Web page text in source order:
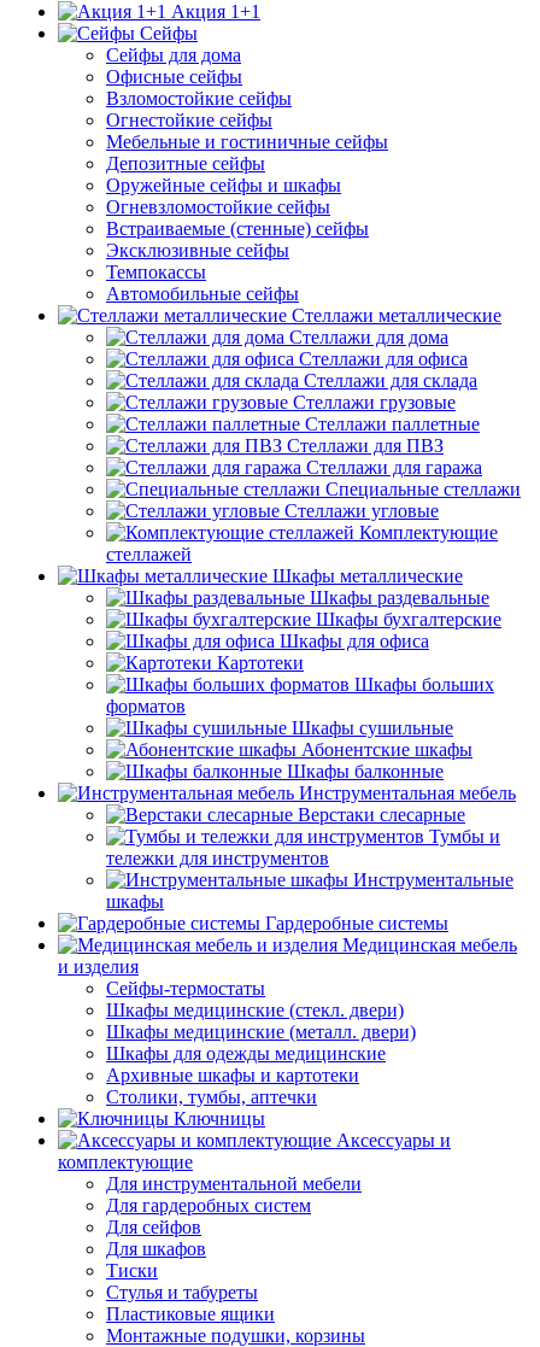
Акция 1+1
Сейфы
Сейфы для дома
Офисные сейфы
Взломостойкие сейфы
Огнестойкие сейфы
Мебельные и гостиничные сейфы
Депозитные сейфы
Оружейные сейфы и шкафы
Огневзломостойкие сейфы
Встраиваемые (стенные) сейфы
Эксклюзивные сейфы
Темпокассы
Автомобильные сейфы
Стеллажи металлические
Стеллажи для дома
Стеллажи для офиса
Стеллажи для склада
Стеллажи грузовые
Стеллажи паллетные
Стеллажи для ПВЗ
Стеллажи для гаража
Специальные стеллажи
Стеллажи угловые
Комплектующие
стеллажей
Шкафы металлические
Шкафы раздевальные
Шкафы бухгалтерские
Шкафы для офиса
Картотеки
Шкафы больших
форматов
Шкафы сушильные
Абонентские шкафы
Шкафы балконные
Инструментальная мебель
Верстаки слесарные
Тумбы и
тележки для инструментов
Инструментальные
шкафы
Гардеробные системы
Медицинская мебель
и изделия
Сейфы-термостаты
Шкафы медицинские (стекл. двери)
Шкафы медицинские (металл. двери)
Шкафы для одежды медицинские
Архивные шкафы и картотеки
Столики, тумбы, аптечки
Ключницы
Аксессуары и
комплектующие
Для инструментальной мебели
Для гардеробных систем
Для сейфов
Для шкафов
Тиски
Стулья и табуреты
Пластиковые ящики
Монтажные подушки, корзины